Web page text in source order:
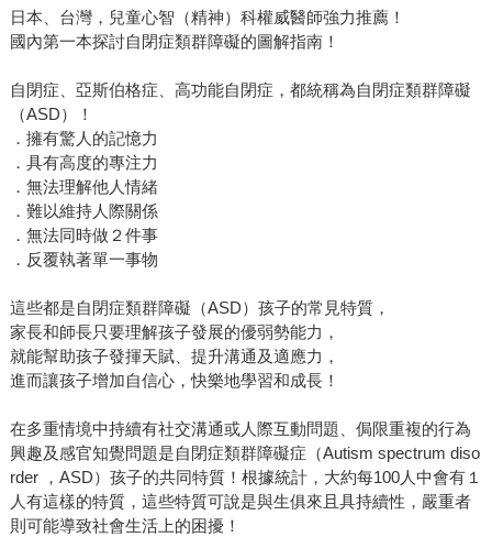
日本、台灣，兒童心智（精神）科權威醫師強力推薦！
國內第一本探討自閉症類群障礙的圖解指南！
自閉症、亞斯伯格症、高功能自閉症，都統稱為自閉症類群障礙
（ASD）！
．擁有驚人的記憶力
．具有高度的專注力
．無法理解他人情緒
．難以維持人際關係
．無法同時做２件事
．反覆執著單一事物
這些都是自閉症類群障礙（ASD）孩子的常見特質，
家長和師長只要理解孩子發展的優弱勢能力，
就能幫助孩子發揮天賦、提升溝通及適應力，
進而讓孩子增加自信心，快樂地學習和成長！
在多重情境中持續有社交溝通或人際互動問題、侷限重複的行為
興趣及感官知覺問題是自閉症類群障礙症（Autism spectrum diso
rder ，ASD）孩子的共同特質！根據統計，大約每100人中會有１
人有這樣的特質，這些特質可說是與生俱來且具持續性，嚴重者
則可能導致社會生活上的困擾！